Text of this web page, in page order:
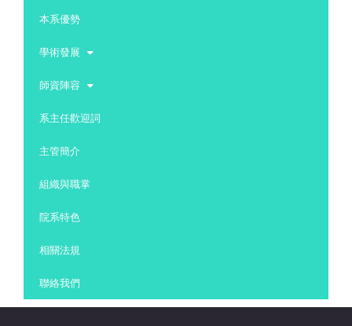
本系優勢
學術發展
師資陣容
系主任歡迎詞
主管簡介
組織與職掌
院系特色
相關法規
聯絡我們